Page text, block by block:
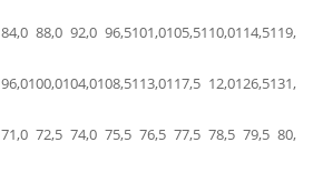
84,0 88,0 92,0 96,5101,0105,5110,0114,5119,5
96,0100,0104,0108,5113,0117,5 12,0126,5131,0
71,0 72,5 74,0 75,5 76,5 77,5 78,5 79,5 80,0